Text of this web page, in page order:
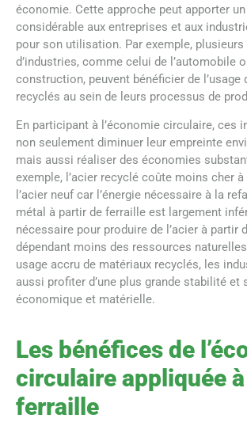
économie. Cette approche peut apporter
considérable aux entreprises et aux
pour son utilisation. Par exemple,
d’industries, comme celui de l’automobile
construction, peuvent bénéficier de l’usage
recyclés au sein de leurs processus de
En participant à l’économie circulaire, ces
non seulement diminuer leur empreinte
mais aussi réaliser des économies
exemple, l’acier recyclé coûte moins cher
l’acier neuf car l’énergie nécessaire à la
métal à partir de ferraille est largement
nécessaire pour produire de l’acier à partir
dépendant moins des ressources
usage accru de matériaux recyclés, les
aussi profiter d’une plus grande stabilité et
économique et matérielle.
Les bénéfices de
circulaire appliquée
ferraille